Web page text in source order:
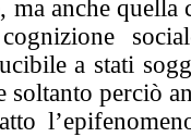
anche quella
a stati
soltanto perciò